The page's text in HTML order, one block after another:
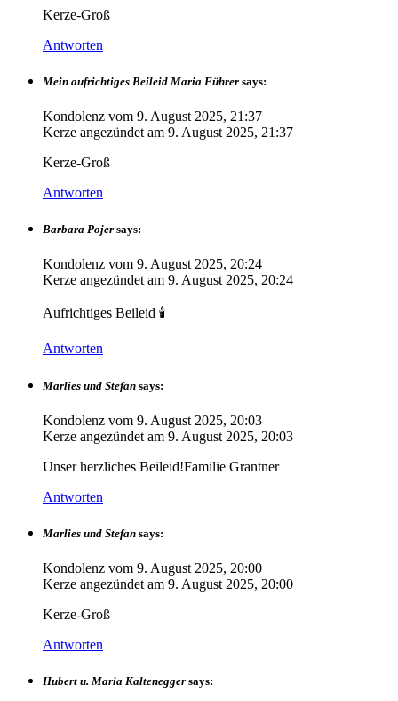
Kerze-Groß
Antworten
Mein aufrichtiges Beileid Maria Führer says:
Kondolenz vom 9. August 2025, 21:37
Kerze angezündet am 9. August 2025, 21:37
Kerze-Groß
Antworten
Barbara Pojer says:
Kondolenz vom 9. August 2025, 20:24
Kerze angezündet am 9. August 2025, 20:24
Aufrichtiges Beileid 🕯
Antworten
Marlies und Stefan says:
Kondolenz vom 9. August 2025, 20:03
Kerze angezündet am 9. August 2025, 20:03
Unser herzliches Beileid!Familie Grantner
Antworten
Marlies und Stefan says:
Kondolenz vom 9. August 2025, 20:00
Kerze angezündet am 9. August 2025, 20:00
Kerze-Groß
Antworten
Hubert u. Maria Kaltenegger says: